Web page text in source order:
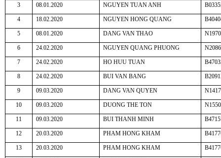
3 08.01.2020 NGUYEN TUAN ANH
4 18.02.2020 NGUYEN HONG QUANG
5 08.01.2020 DANG VAN THAO
6 24.02.2020 NGUYEN QUANG PHUONG
7 24.02.2020 HO HUU TUAN
8 24.02.2020 BUI VAN BANG
9 09.03.2020 DANG VAN QUYEN
10 09.03.2020 DUONG THE TON
11 09.03.2020 BUI THANH MINH
12 20.03.2020 PHAM HONG KHAM
13 20.03.2020 PHAM HONG KHAM